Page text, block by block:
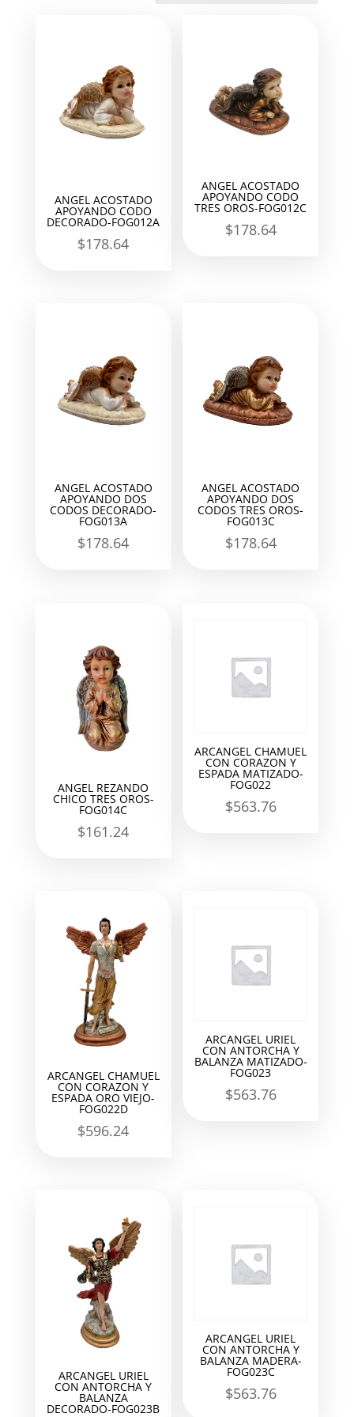
ANGEL ACOSTADO
APOYANDO CODO
DECORADO-FOG012A
$178.64
ANGEL ACOSTADO
APOYANDO CODO
TRES OROS-FOG012C
$178.64
ANGEL ACOSTADO
APOYANDO DOS
CODOS DECORADO-
FOG013A
$178.64
ANGEL ACOSTADO
APOYANDO DOS
CODOS TRES OROS-
FOG013C
$178.64
ANGEL REZANDO
CHICO TRES OROS-
FOG014C
$161.24
ARCANGEL CHAMUEL
CON CORAZON Y
ESPADA MATIZADO-
FOG022
$563.76
ARCANGEL CHAMUEL
CON CORAZON Y
ESPADA ORO VIEJO-
FOG022D
$596.24
ARCANGEL URIEL
CON ANTORCHA Y
BALANZA MATIZADO-
FOG023
$563.76
ARCANGEL URIEL
CON ANTORCHA Y
BALANZA
DECORADO-FOG023B
ARCANGEL URIEL
CON ANTORCHA Y
BALANZA MADERA-
FOG023C
$563.76